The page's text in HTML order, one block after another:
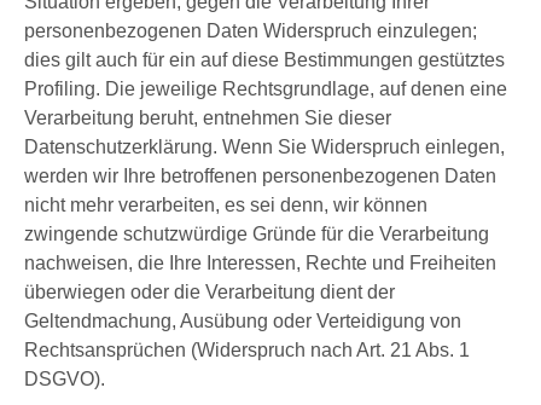
personenbezogenen Daten Widerspruch einzulegen;
dies gilt auch für ein auf diese Bestimmungen gestütztes
Profiling. Die jeweilige Rechtsgrundlage, auf denen eine
Verarbeitung beruht, entnehmen Sie dieser
Datenschutzerklärung. Wenn Sie Widerspruch einlegen,
werden wir Ihre betroffenen personenbezogenen Daten
nicht mehr verarbeiten, es sei denn, wir können
zwingende schutzwürdige Gründe für die Verarbeitung
nachweisen, die Ihre Interessen, Rechte und Freiheiten
überwiegen oder die Verarbeitung dient der
Geltendmachung, Ausübung oder Verteidigung von
Rechtsansprüchen (Widerspruch nach Art. 21 Abs. 1
DSGVO).